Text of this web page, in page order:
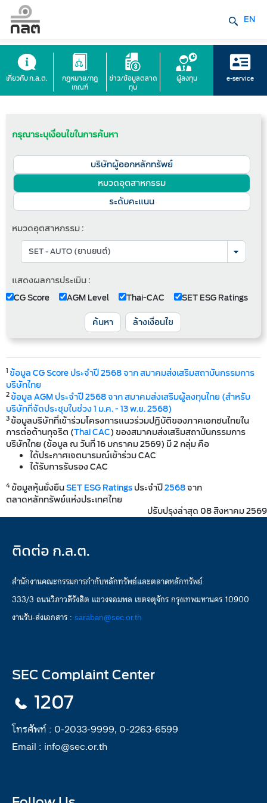
EN
เกี่ยวกับ ก.ล.ต.
กฎหมาย/กฎ
เกณฑ์
ข่าว/ข้อมูลตลาด
ทุน
ผู้ลงทุน e-service
กรุณาระบุเงื่อนไขในการค้นหา
บริษัทผู้ออกหลักทรัพย์
หมวดอุตสาหกรรม
ระดับคะแนน
หมวดอุตสาหกรรม :
แสดงผลการประเมิน :
CG Score
AGM Level Thai-CAC
SET ESG Ratings
ค้นหา
ล้างเงื่อนไข
1 ข้อมูล CG Score ประจำปี 2568 จาก สมาคมส่งเสริมสถาบันกรรมการ
บริษัทไทย
2ข้อมูล AGM ประจำปี 2568 จาก สมาคมส่งเสริมผู้ลงทุนไทย (สำหรับ
บริษัทที่จัดประชุมในช่วง 1 ม.ค. - 13 พ.ย. 2568)
3ข้อมูลบริษัทที่เข้าร่วมโครงการแนวร่วมปฏิบัติของภาคเอกชนไทยใน
การต่อต้านทุจริต (Thai CAC) ของสมาคมส่งเสริมสถาบันกรรมการ
บริษัทไทย (ข้อมูล ณ วันที่ 16 มกราคม 2569) มี 2 กลุ่ม คือ
ได้ประกาศเจตนารมณ์เข้าร่วม CAC
ได้รับการรับรอง CAC
4ข้อมูลหุ้นยั่งยืนSET ESG Ratingsประจำปี2568จาก
ตลาดหลักทรัพย์แห่งประเทศไทย
ปรับปรุงล่าสุด 08 สิงหาคม 2569
ติดต่อ ก.ล.ต.
สำนักงานคณะกรรมการกำกับหลักทรัพย์และตลาดหลักทรัพย์
333/3 ถนนวิภาวดีรังสิต แขวงจอมพล เขตจตุจักร กรุงเทพมหานคร 10900
งานรับ-ส่งเอกสาร : saraban@sec.or.th
SEC Complaint Center
1207
โทรศัพท์ : 0-2033-9999, 0-2263-6599
Email : info@sec.or.th